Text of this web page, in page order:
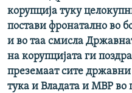
корупција туку
постави фронатално во
и во таа смисла
на корупцијата ги
преземаат сите државни
тука и Владата и МВР во